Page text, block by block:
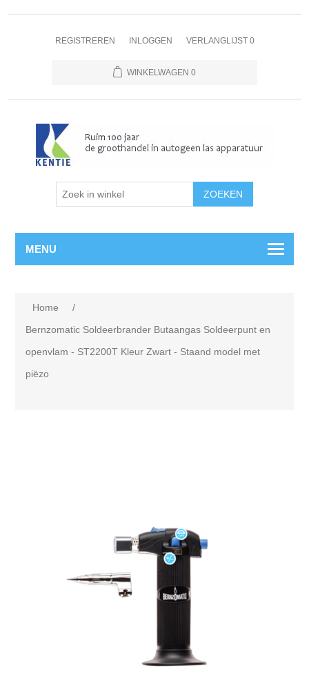
REGISTREREN INLOGGEN VERLANGLIJST 0
WINKELWAGEN 0
MENU
Home
/
Bernzomatic Soldeerbrander Butaangas Soldeerpunt en
openvlam - ST2200T Kleur Zwart - Staand model met
piëzo